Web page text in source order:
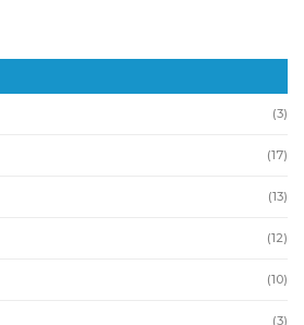
(3)
(17)
(13)
(12)
(10)
(3)